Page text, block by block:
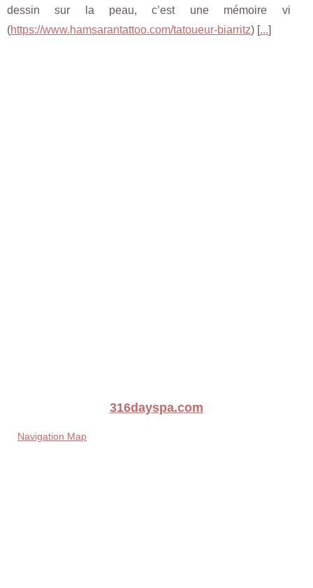
dessin sur la peau, c’est une mémoire vi
(https://www.hamsarantattoo.com/tatoueur-biarritz) [...]
316dayspa.com
Navigation Map